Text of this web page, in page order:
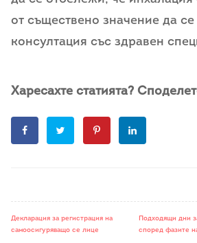
от съществено значение да
консултация със здравен
Харесахте статията?
Декларация за регистрация на
самоосигуряващо се лице
Подходящи дни
според фазите